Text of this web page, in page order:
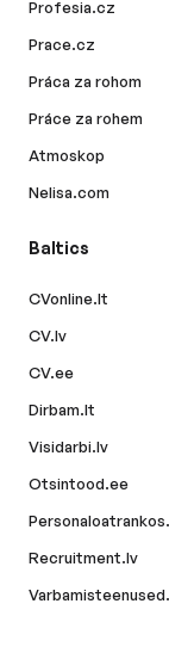
Profesia.cz
Prace.cz
Práca za rohom
Práce za rohem
Atmoskop
Nelisa.com
Baltics
CVonline.lt
CV.lv
CV.ee
Dirbam.lt
Visidarbi.lv
Otsintood.ee
Recruitment.lv